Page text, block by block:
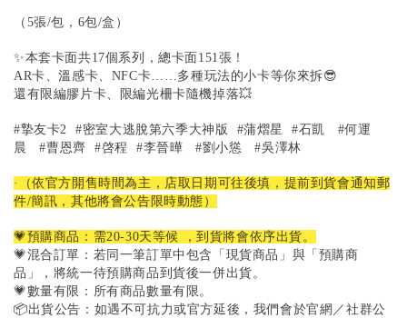
（5張/包，6包/盒）
✨本套卡面共17個系列，總卡面151張！
AR卡、溫感卡、NFC卡……多種玩法的小卡等你來拆😎
還有限編膠片卡、限編光柵卡隨機掉落💥
#摯友卡2 #密室大逃脫第六季大神版 #蒲熠星 #石凱
#何運
晨
#曹恩齊 #啓程 #李晉曄 #劉小慫 #吳澤林
·（依官方開售時間為主，店取日期可往後填，提前到貨會通知郵
件/簡訊，其他將會公告限時動態）
💗預購商品：需20-30天等候 ，到貨將會依序出貨。
💗混合訂單：若同一筆訂單中包含「現貨商品」與「預購商
品」，將統一待預購商品到貨後一併出貨。
💗數量有限：所有商品數量有限。
📦出貨公告：如遇不可抗力或官方延後，我們會於官網／社群公